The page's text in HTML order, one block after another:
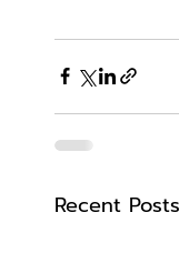
Recent Posts